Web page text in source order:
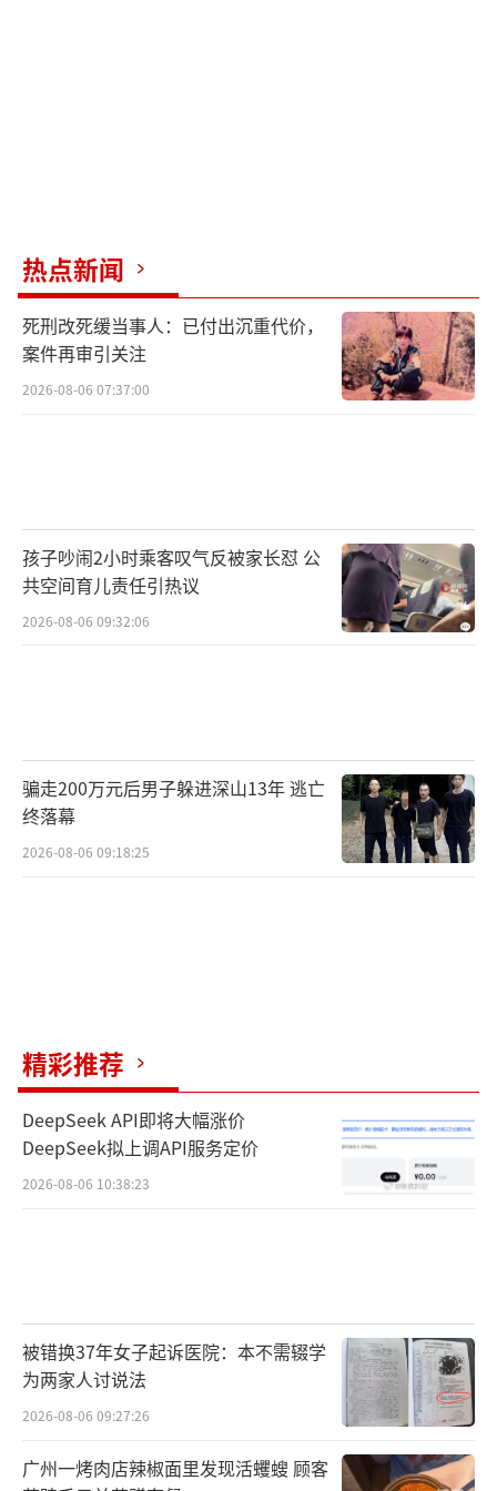
热点新闻
死刑改死缓当事人：已付出沉重代价，
案件再审引关注
2026-08-06 07:37:00
孩子吵闹2小时乘客叹气反被家长怼 公
共空间育儿责任引热议
2026-08-06 09:32:06
骗走200万元后男子躲进深山13年 逃亡
终落幕
2026-08-06 09:18:25
精彩推荐
DeepSeek API即将大幅涨价
DeepSeek拟上调API服务定价
2026-08-06 10:38:23
被错换37年女子起诉医院：本不需辍学
为两家人讨说法
2026-08-06 09:27:26
广州一烤肉店辣椒面里发现活蠼螋 顾客